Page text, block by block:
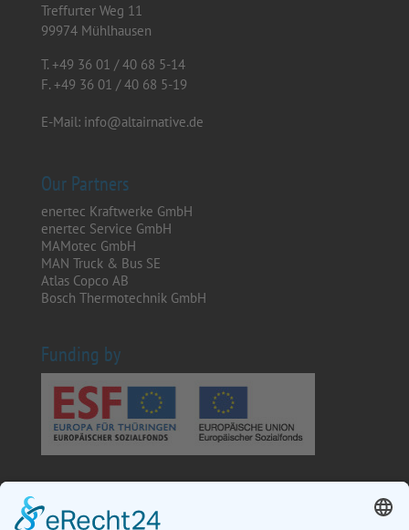
Treffurter Weg 11
99974 Mühlhausen
T. +49 36 01 / 40 68 5-14
F. +49 36 01 / 40 68 5-19
E-Mail: info@altairnative.de
Our Partners
enertec Kraftwerke GmbH
enertec Service GmbH
MAMotec GmbH
MAN Truck & Bus SE
Atlas Copco AB
Bosch Thermotechnik GmbH
Funding by
Search website